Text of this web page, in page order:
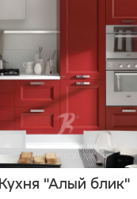
Кухня "Алый блик"